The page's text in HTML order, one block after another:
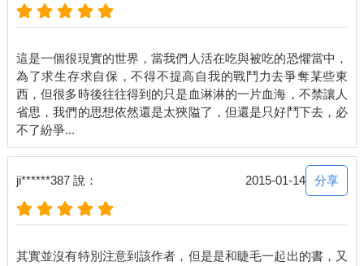
這是一個很現實的世界，當我們人活在吃與被吃的恐懼當中，
為了求生存求自保，不得不提高自我的戰鬥力去爭奪某些東
西，但很多時後往往得到的只是血淋淋的一片血海，不禁讓人
省思，我們的思想依然還是太狹隘了，但還是只好鬥下去，必
ji******387 說： 2015-01-14 分享
其實並沒有特別注意到該作者，但是是和睫毛一起出的書，又